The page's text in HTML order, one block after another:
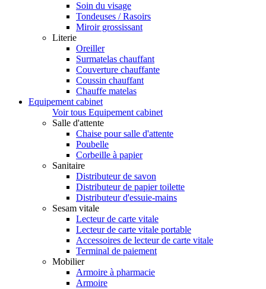
Soin du visage
Tondeuses / Rasoirs
Miroir grossissant
Literie
Oreiller
Surmatelas chauffant
Couverture chauffante
Coussin chauffant
Chauffe matelas
Equipement cabinet
Voir tous Equipement cabinet
Salle d'attente
Chaise pour salle d'attente
Poubelle
Corbeille à papier
Sanitaire
Distributeur de savon
Distributeur de papier toilette
Distributeur d'essuie-mains
Sesam vitale
Lecteur de carte vitale
Lecteur de carte vitale portable
Accessoires de lecteur de carte vitale
Terminal de paiement
Mobilier
Armoire à pharmacie
Armoire